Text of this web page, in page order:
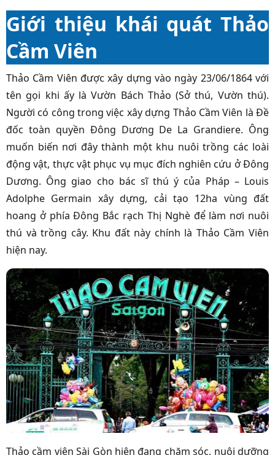
Giới thiệu khái quát Thảo
Cầm Viên
Thảo Cầm Viên được xây dựng vào ngày 23/06/1864 với
tên gọi khi ấy là Vườn Bách Thảo (Sở thú, Vườn thú).
Người có công trong việc xây dựng Thảo Cầm Viên là Đề
đốc toàn quyền Đông Dương De La Grandiere. Ông
muốn biến nơi đây thành một khu nuôi trồng các loài
động vật, thực vật phục vụ mục đích nghiên cứu ở Đông
Dương. Ông giao cho bác sĩ thú ý của Pháp – Louis
Adolphe Germain xây dựng, cải tạo 12ha vùng đất
hoang ở phía Đông Bắc rạch Thị Nghè để làm nơi nuôi
thú và trồng cây. Khu đất này chính là Thảo Cầm Viên
hiện nay.
Thảo cầm viên Sài Gòn hiện đang chăm sóc, nuôi dưỡng